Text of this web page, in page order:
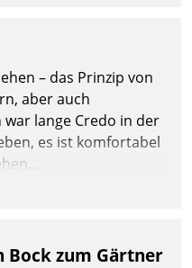
– das Prinzip von
aber auch
lange Credo in der
es ist komfortabel
Bock zum Gärtner